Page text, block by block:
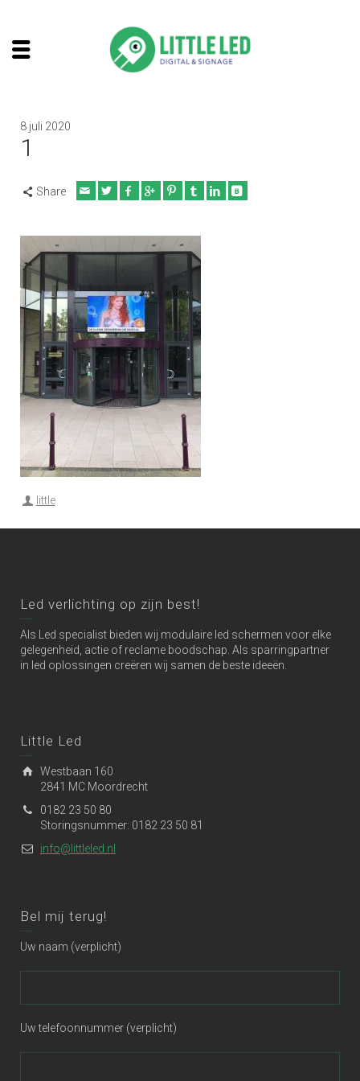
8 juli 2020
1
Share
little
Led verlichting op zijn best!
Als Led specialist bieden wij modulaire led schermen voor elke
gelegenheid, actie of reclame boodschap. Als sparringpartner
in led oplossingen creëren wij samen de beste ideeën.
Little Led
Westbaan 160
2841 MC Moordrecht
0182 23 50 80
Storingsnummer: 0182 23 50 81
info@littleled.nl
Bel mij terug!
Uw naam (verplicht)
Uw telefoonnummer (verplicht)